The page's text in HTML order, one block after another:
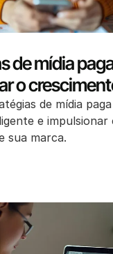
de mídia
o
de mídia
e impulsionar
sua marca.